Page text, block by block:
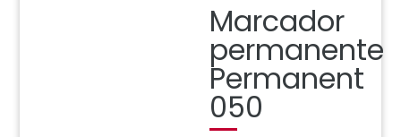
Marcador
permanente
Permanent
050